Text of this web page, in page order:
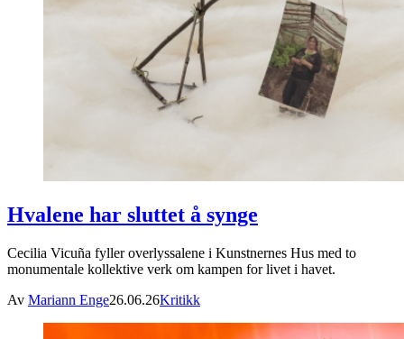
Hvalene har sluttet å synge
Cecilia Vicuña fyller overlyssalene i Kunstnernes Hus med to
monumentale kollektive verk om kampen for livet i havet.
Av Mariann Enge26.06.26Kritikk